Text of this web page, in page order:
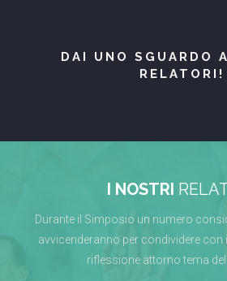
DAI UNO SGUARDO
RELATORI!
I NOSTRI
Durante il Simposio un numero
avvicenderanno per condividere con
riflessione attorno tema